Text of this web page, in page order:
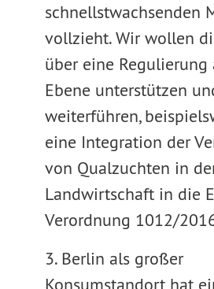
schnellstwachsenden
vollzieht. Wir wollen
über eine Regulierung
Ebene unterstützen
weiterführen,
eine Integration der
von Qualzuchten in
Landwirtschaft in die
Verordnung 1012/
3. Berlin als großer
Konsumstandort hat